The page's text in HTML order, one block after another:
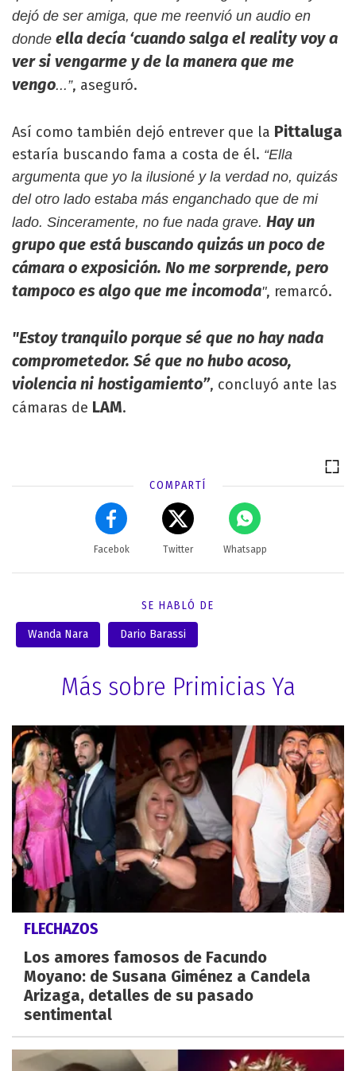
dejó de ser amiga, que me reenvió un audio en
donde ella decía ‘cuando salga el reality voy a
ver si vengarme y de la manera que me
vengo...”, aseguró.
Así como también dejó entrever que la Pittaluga
estaría buscando fama a costa de él. “Ella
argumenta que yo la ilusioné y la verdad no, quizás
del otro lado estaba más enganchado que de mi
lado. Sinceramente, no fue nada grave. Hay un
grupo que está buscando quizás un poco de
cámara o exposición. No me sorprende, pero
tampoco es algo que me incomoda", remarcó.
"Estoy tranquilo porque sé que no hay nada
comprometedor. Sé que no hubo acoso,
violencia ni hostigamiento”, concluyó ante las
cámaras de LAM.
COMPARTÍ
Facebok Twitter Whatsapp
SE HABLÓ DE
Wanda Nara Dario Barassi
Más sobre Primicias Ya
FLECHAZOS
Los amores famosos de Facundo
Moyano: de Susana Giménez a Candela
Arizaga, detalles de su pasado
sentimental